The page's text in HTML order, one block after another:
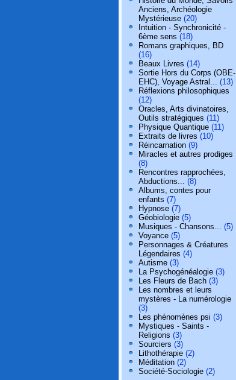
Anciens, Archéologie
Mystérieuse (20)
Intuition - Synchronicité -
6ème sens (18)
Romans graphiques, BD
(16)
Beaux Livres (14)
Sortie Hors du Corps (OBE-
EHC), Voyage Astral... (13)
Réflexions philosophiques
(12)
Oracles, Arts divinatoires,
Outils stratégiques (11)
Physique Quantique (11)
Extraits de livres (10)
Réincarnation (9)
Miracles et autres prodiges
(8)
Rencontres rapprochées,
Abductions... (8)
Albums, contes pour
enfants (7)
Hypnose (7)
Géobiologie (5)
Musiques - Chansons... (5)
Voyance (5)
Personnages & Créatures
Légendaires (4)
Autisme (3)
La Psychogénéalogie (3)
Les Fleurs de Bach (3)
Les nombres et leurs
mystères - La numérologie
(3)
Les phénomènes psi (3)
Mystiques - Saints -
Religions (3)
Sourciers (3)
Lithothérapie (2)
Méditation (2)
Société-Sociologie (2)